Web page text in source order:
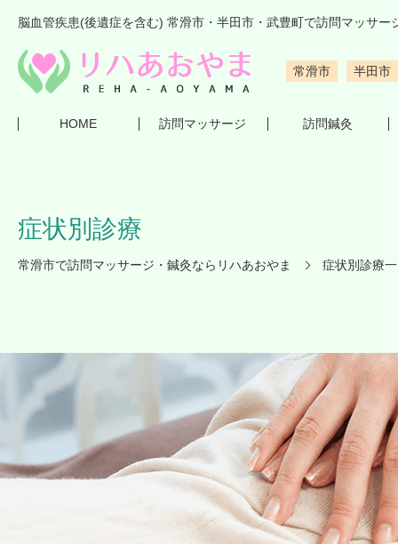
脳血管疾患(後遺症を含む) 常滑市・半田市・武豊町で訪問マッサー
常滑市 半田市
HOME 訪問マッサージ 訪問鍼灸
症状別診療
常滑市で訪問マッサージ・鍼灸ならリハあおやま 症状別診療